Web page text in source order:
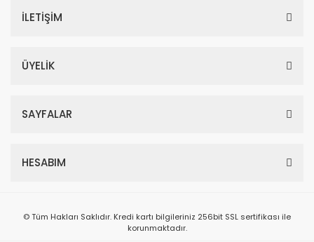
İLETİŞİM
ÜYELİK
SAYFALAR
HESABIM
© Tüm Hakları Saklıdır. Kredi kartı bilgileriniz 256bit SSL sertifikası ile
korunmaktadır.